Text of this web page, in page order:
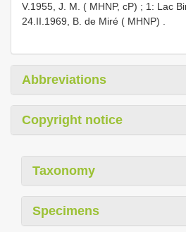
V.1955, J. M. ( MHNP, cP) ; 1: Lac
24.II.1969, B. de Miré ( MHNP) .
Abbreviations
Copyright notice
Taxonomy
Specimens